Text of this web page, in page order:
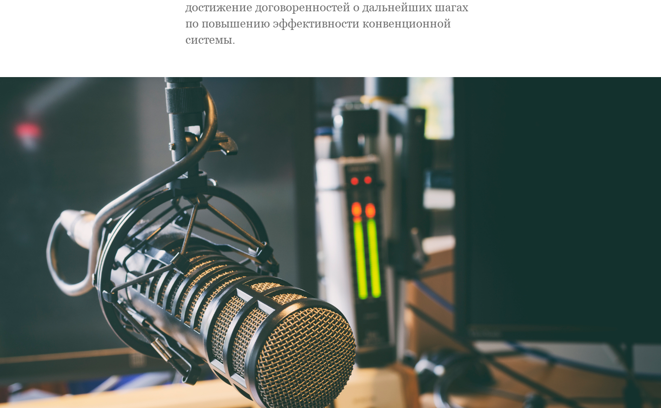
достижение договоренностей о дальнейших шагах
по повышению эффективности конвенционной
системы.